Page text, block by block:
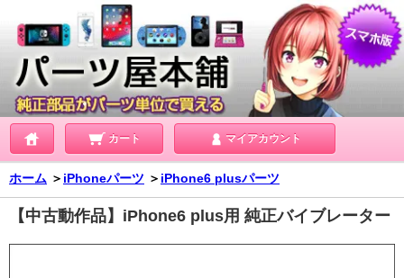
カート マイアカウント
ホーム ＞ iPhoneパーツ ＞ iPhone6 plusパーツ
【中古動作品】iPhone6 plus用 純正バイブレーター